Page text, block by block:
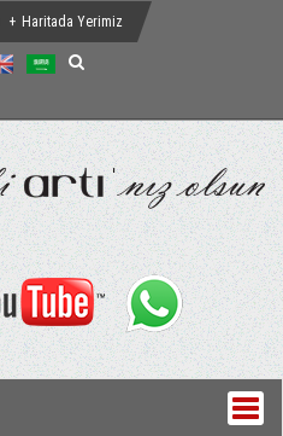
Haritada Yerimiz